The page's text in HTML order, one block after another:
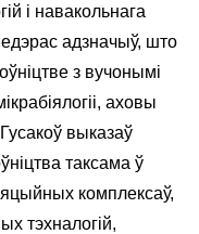
і навакольнага
адзначыў, што
з вучонымі
аховы
выказаў
таксама ў
комплексаў,
тэхналогій,